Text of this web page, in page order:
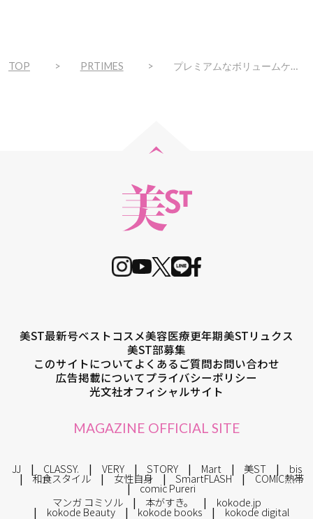
TOP PRTIMES プレミアムなボリュームケアで最高な自分に『サクセスバイタルチャージ薬用育毛剤プレミアムボリュームケア』コスモス薬品／Amazon.co.jp限定で新発売
美ST最新号ベストコスメ美容医療更年期美STリュクス
美ST部募集
このサイトについてよくあるご質問お問い合わせ
広告掲載についてプライバシーポリシー
光文社オフィシャルサイト
MAGAZINE OFFICIAL SITE
JJ CLASSY. VERY STORY Mart 美ST bis
和食スタイル 女性自身 SmartFLASH COMIC熱帯
comic Pureri
マンガ コミソル
本がすき。 kokode.jp
kokode Beauty kokode books kokode digital